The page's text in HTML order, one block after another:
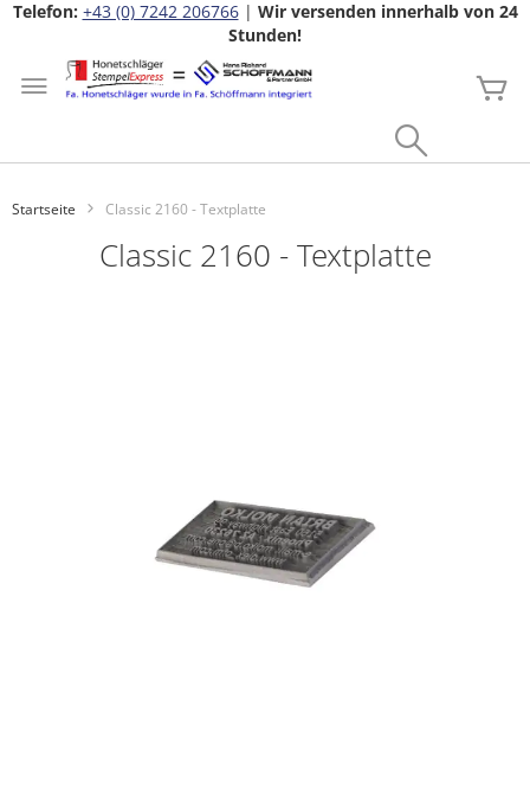
Telefon: +43 (0) 7242 206766| Wir versenden innerhalb von 24
Stunden!
Zum
Inhalt
springen
Startseite Classic 2160 - Textplatte
Classic 2160 - Textplatte